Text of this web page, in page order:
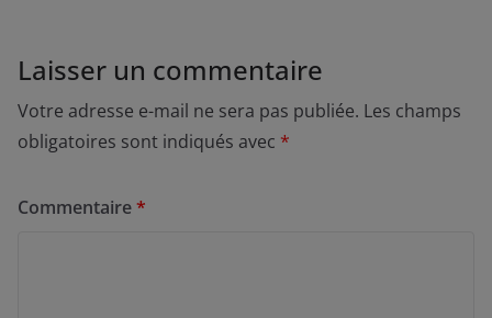
Laisser un commentaire
Votre adresse e-mail ne sera pas publiée. Les champs
obligatoires sont indiqués avec *
Commentaire*